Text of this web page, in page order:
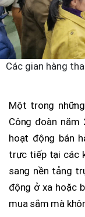
Các gian hàng
Một trong
Công đoàn năm
hoạt động bán
trực tiếp tại các
sang nền tảng
động ở xa hoặc
mua sắm mà